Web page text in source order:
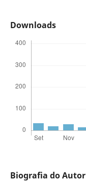
Downloads
Biografia do Autor